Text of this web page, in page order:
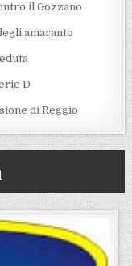
il Gozzano
amaranto
D
di Reggio